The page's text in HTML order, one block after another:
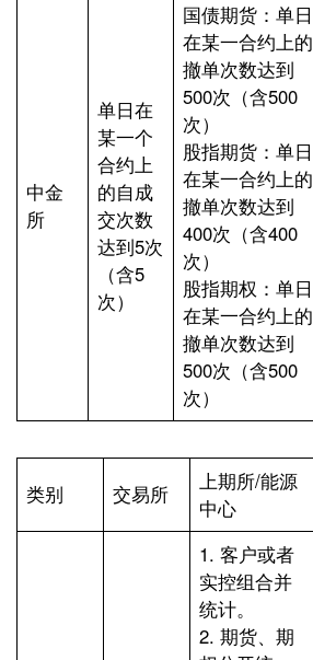
中金
所
单日在
某一个
合约上
的自成
交次数
达到5次
（含5
次）
国债期货：单日
在某一合约上的
撤单次数达到
500次（含500
次）
股指期货：单日
在某一合约上的
撤单次数达到
400次（含400
次）
股指期权：单日
在某一合约上的
撤单次数达到
500次（含500
次）
类别 交易所
上期所/能源
中心
1. 客户或者
实控组合并
统计。
2. 期货、期